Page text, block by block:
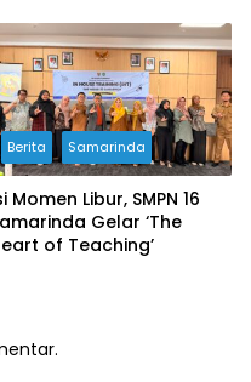
Berita Samarinda
Momen Libur, SMPN 16
Gelar ‘The
of Teaching’